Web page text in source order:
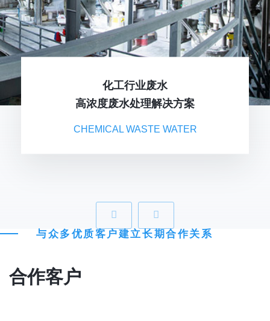
化工行业废水
高浓度废水处理解决方案
CHEMICAL WASTE WATER
‹ ›
与众多优质客户建立长期合作关系
合作客户